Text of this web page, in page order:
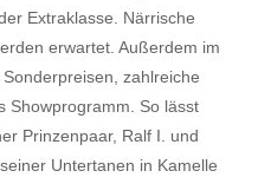
Extraklasse. Närrische
erwartet. Außerdem im
zahlreiche
Showprogramm. So lässt
Prinzenpaar, Ralf I. und
Untertanen in Kamelle